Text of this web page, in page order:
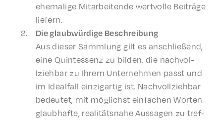
ehema­lige Mitar­bei­t­ende wertvolle Beiträge
liefern.
Die glaub­würdi­ge Beschreibung
Aus dieser Samm­lung gilt es anschließend,
eine Quin­tes­senz zu bilden, die nachvol­
lziehbar zu Ihrem Unternehmen passt und
im Ideal­fall einzi­gar­tig ist. Nachvol­lziehbar
bedeutet, mit möglichst einfachen Worten
glaub­hafte, real­ität­sna­he Aussagen zu tref­